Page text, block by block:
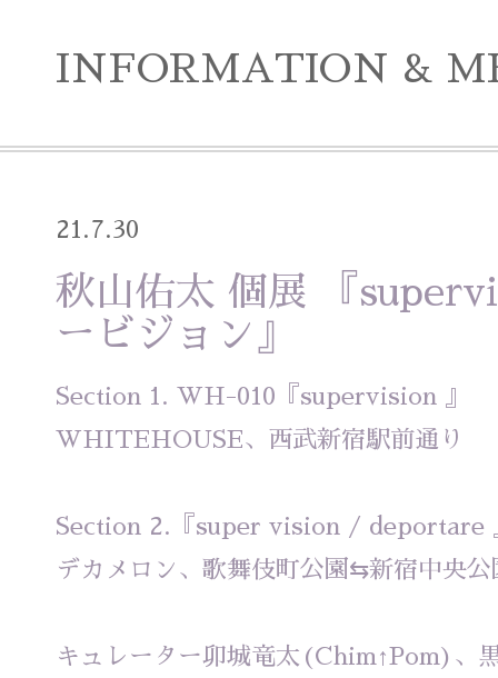
INFORMATION &
21.7.30
秋山佑太 個展 『
ービジョン』
Section 1. WH-010『supervision 』
WHITEHOUSE、西武新宿駅前通り
Section 2.『super vision / deportare
デカメロン、歌舞伎町公園⇆新宿中央公
キュレーター卯城竜太(Chim↑Pom)、